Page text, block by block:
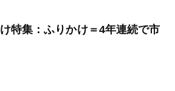
特集：ふりかけ＝4年連続で市